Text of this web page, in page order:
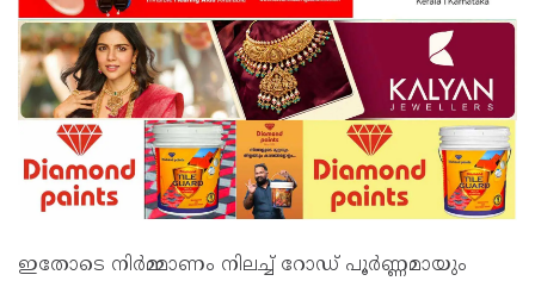
ഇതോടെ നിർമ്മാണം നിലച്ച് റോഡ് പൂർണ്ണമായും